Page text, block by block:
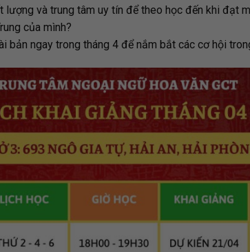
và trung tâm uy tín để theo học đến khi đạt
của mình?
ngay trong tháng 4 để nắm bắt các cơ hội